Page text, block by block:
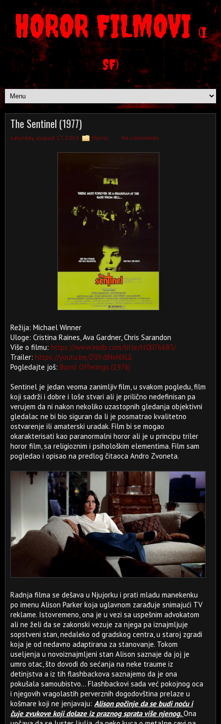
HOROR FILMOVI (I
SF)
The Sentinel (1977)
saturday, august 17, 2019 Horror No comments
Režija: Michael Winner
Uloge: Cristina Raines, Ava Gardner, Chris Sarandon
Više o filmu: https://www.imdb.com/title/tt0076683/
Trailer: https://youtu.be/Z0YdJNeNXLE
Pogledajte još: Burnt Offerings (1976)
Sentinel je jedan veoma zanimljiv film, u svakom pogledu, film
koji sadrži i dobre i loše stvari ali je prilično nedefinisan pa
verujem da ni nakon nekoliko uzastopnih gledanja objektivni
gledalac ne bi bio siguran da li je posmatrao kvalitetno
ostvarenje ili amaterski uradak. Film bi se mogao
okarakterisati kao paranormalni horor ali je u principu triler
horor film, sa religioznim i psihološkim elementima. Film sam
pogledao i opisao na predlog čitaoca Andro Zvoneta.
Radnja filma se dešava u Njujorku i prati mladu manekenku
po imenu Alison Parker koja uglavnom zarađuje snimajući TV
reklame. Istovremeno, ona je u vezi sa uspešnim advokatom
ali ne želi da se zakonski vezuje za njega pa iznajmljuje
sopstveni stan, nedaleko od gradskog centra, u staroj zgradi
koja je od nedavno adaptirana za stanovanje. Tokom
useljenja u novoiznajmljeni stan Alison saznaje da joj je
umro otac, što dovodi do sećanja na neke traume iz
detinjstva a iz tih flashbackova saznajemo da je ona
pokušala samoubistvo... Flashbackovi sada već pokojnog oca
i njegovih vragolastih perverznih dogodovština prelaze u
košmare koji ne jenjavaju: Alison počinje da se budi noću i
čuje zvukove koji dolaze iz praznog sprata više njenog.Ona